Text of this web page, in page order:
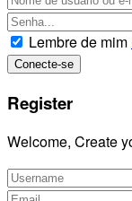
Lembre de mim
Register
Welcome, Create